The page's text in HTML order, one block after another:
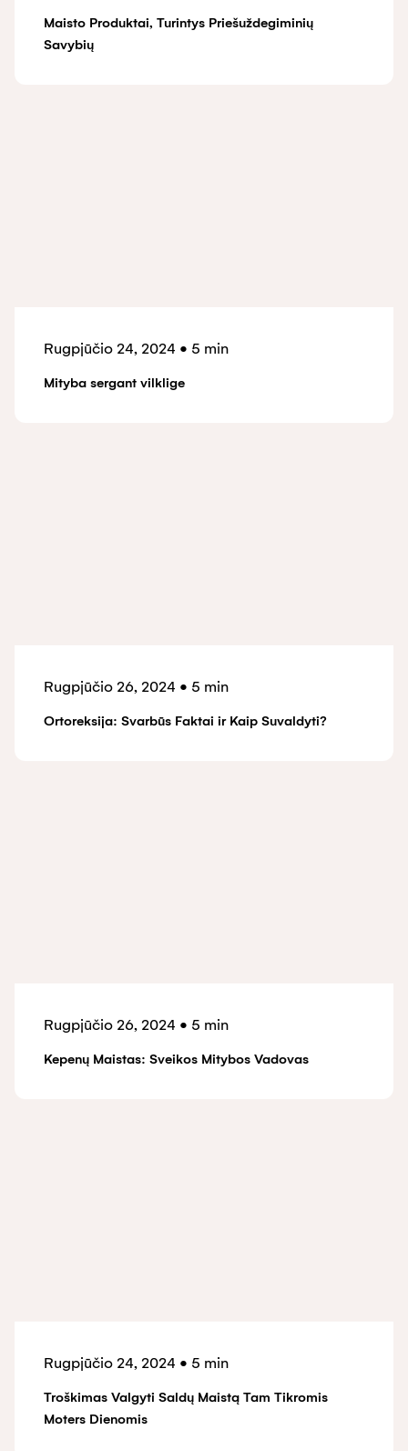
Maisto Produktai, Turintys Priešuždegiminių
Savybių
Rugpjūčio 24, 2024 • 5 min
Mityba sergant vilklige
Rugpjūčio 26, 2024 • 5 min
Ortoreksija: Svarbūs Faktai ir Kaip Suvaldyti?
Rugpjūčio 26, 2024 • 5 min
Kepenų Maistas: Sveikos Mitybos Vadovas
Rugpjūčio 24, 2024 • 5 min
Troškimas Valgyti Saldų Maistą Tam Tikromis
Moters Dienomis